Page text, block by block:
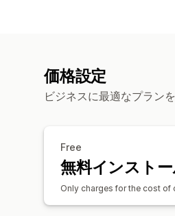
価格設定
ビジネスに最適なプラン
Free
無料インスト
Only charges for the cost of